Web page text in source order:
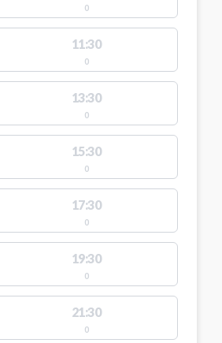
0
11:30
0
13:30
0
15:30
0
17:30
0
19:30
0
21:30
0